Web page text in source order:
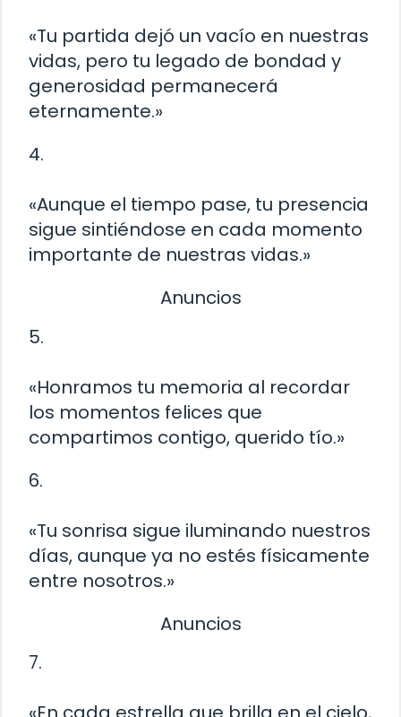
«Tu partida dejó un vacío en nuestras
vidas, pero tu legado de bondad y
generosidad permanecerá
eternamente.»
4.
«Aunque el tiempo pase, tu presencia
sigue sintiéndose en cada momento
importante de nuestras vidas.»
Anuncios
5.
«Honramos tu memoria al recordar
los momentos felices que
compartimos contigo, querido tío.»
6.
«Tu sonrisa sigue iluminando nuestros
días, aunque ya no estés físicamente
entre nosotros.»
Anuncios
7.